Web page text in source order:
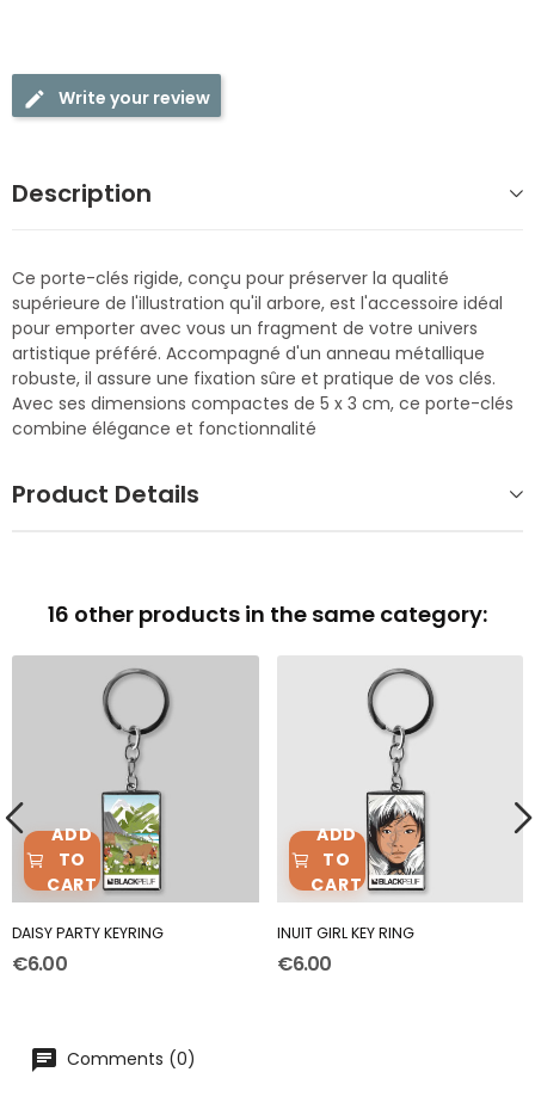
Write your review
Description
Ce porte-clés rigide, conçu pour préserver la qualité
supérieure de l'illustration qu'il arbore, est l'accessoire idéal
pour emporter avec vous un fragment de votre univers
artistique préféré. Accompagné d'un anneau métallique
robuste, il assure une fixation sûre et pratique de vos clés.
Avec ses dimensions compactes de 5 x 3 cm, ce porte-clés
combine élégance et fonctionnalité
Product Details
16 other products in the same category:
ADD
TO
CART
DAISY PARTY KEYRING
€6.00
ADD
TO
CART
INUIT GIRL KEY RING
€6.00
Comments (0)